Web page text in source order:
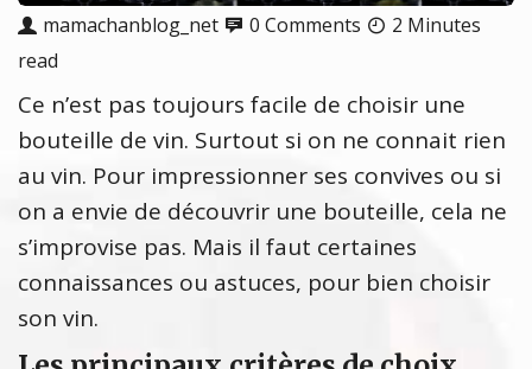
mamachanblog_net 0 Comments
2 Minutes
read
Ce n’est pas toujours facile de choisir une
bouteille de vin. Surtout si on ne connait rien
au vin. Pour impressionner ses convives ou si
on a envie de découvrir une bouteille, cela ne
s’improvise pas. Mais il faut certaines
connaissances ou astuces, pour bien choisir
son vin.